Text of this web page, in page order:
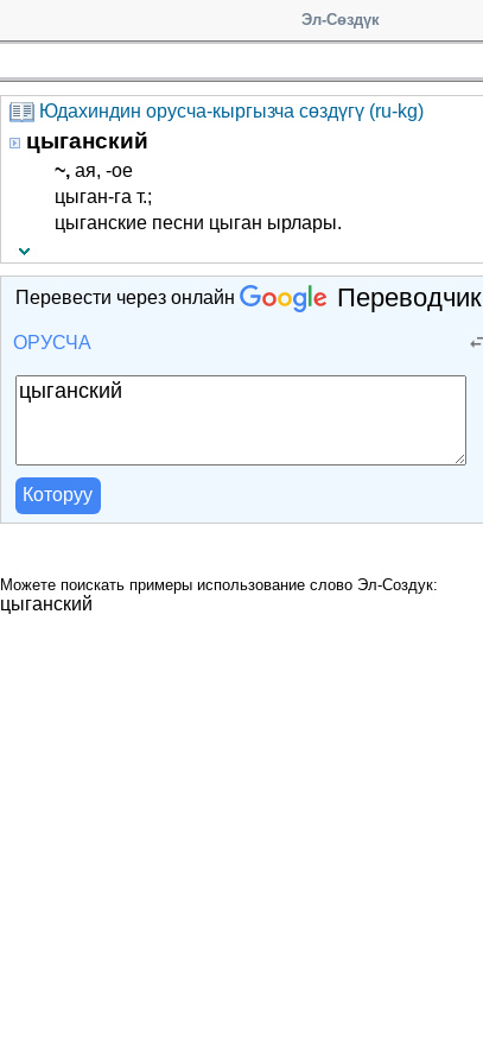
Эл-Сөздүк
Юдахиндин орусча-кыргызча сөздүгү (ru-kg)
цыганский
~, ­ая, -ое
цыган-га т.;
цыганские песни цыган ырлары.
Перевести через онлайн Переводчик
ОРУСЧА
Которуу
Можете поискать примеры использование слово Эл-Создук:
цыганский